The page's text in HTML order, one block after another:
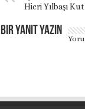
Hicri Yılbaşı
Bir yanıt yazın